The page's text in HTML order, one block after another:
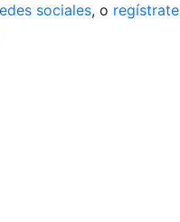
sociales, o regístrate